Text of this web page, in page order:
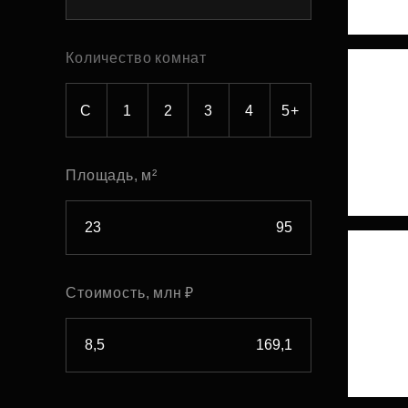
Рефинансирование
Количество комнат
С 1 2 3 4 5+
Площадь, м²
Стоимость, млн ₽